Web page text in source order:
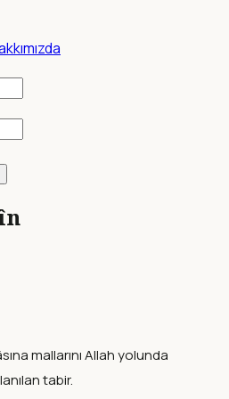
mallarını Allah yolunda
tabir.